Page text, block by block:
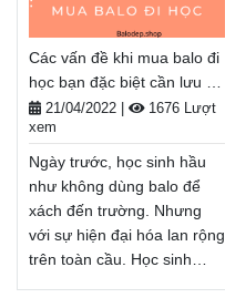
thiết cho đồ đạc của học
sinh của bạn.
Balodep.shop|Chuyên Balo-
Túi xách–Vali đẹp.
FreeShip toàn quốc, Miễn
phí đổi trả hàng, thanh toán
tiền khi nhận hàng.
Xem thêm
Các vấn đề khi mua balo đi
học bạn đặc biệt cần lưu ý -
Balodep.shop
21/04/2022
1676 Lượt
xem
Ngày trước, học sinh hầu
như không dùng balo để
xách đến trường. Nhưng
với sự hiện đại hóa lan rộng
trên toàn cầu. Học sinh